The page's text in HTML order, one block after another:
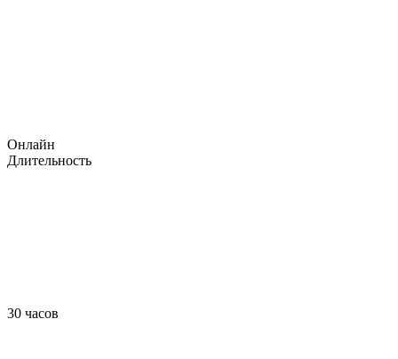
Онлайн
Длительность
30 часов